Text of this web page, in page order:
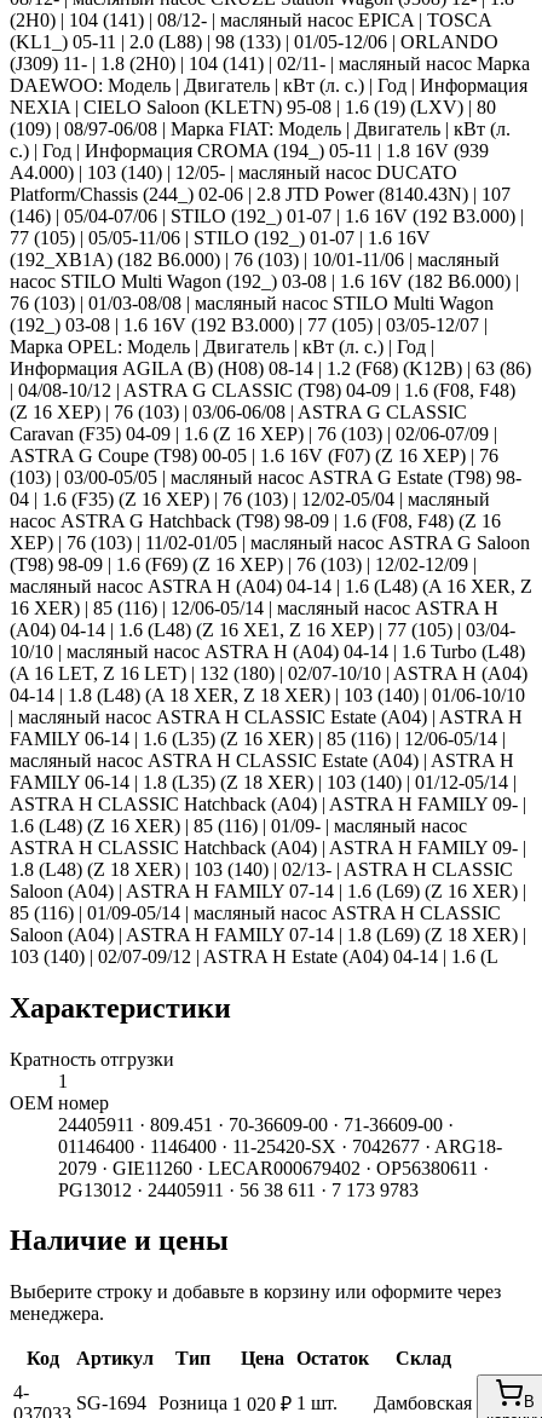
(2H0) | 104 (141) | 08/12- | масляный насос EPICA | TOSCA
(KL1_) 05-11 | 2.0 (L88) | 98 (133) | 01/05-12/06 | ORLANDO
(J309) 11- | 1.8 (2H0) | 104 (141) | 02/11- | масляный насос Марка
DAEWOO: Модель | Двигатель | кВт (л. с.) | Год | Информация
NEXIA | CIELO Saloon (KLETN) 95-08 | 1.6 (19) (LXV) | 80
(109) | 08/97-06/08 | Марка FIAT: Модель | Двигатель | кВт (л.
с.) | Год | Информация CROMA (194_) 05-11 | 1.8 16V (939
A4.000) | 103 (140) | 12/05- | масляный насос DUCATO
Platform/Chassis (244_) 02-06 | 2.8 JTD Power (8140.43N) | 107
(146) | 05/04-07/06 | STILO (192_) 01-07 | 1.6 16V (192 B3.000) |
77 (105) | 05/05-11/06 | STILO (192_) 01-07 | 1.6 16V
(192_XB1A) (182 B6.000) | 76 (103) | 10/01-11/06 | масляный
насос STILO Multi Wagon (192_) 03-08 | 1.6 16V (182 B6.000) |
76 (103) | 01/03-08/08 | масляный насос STILO Multi Wagon
(192_) 03-08 | 1.6 16V (192 B3.000) | 77 (105) | 03/05-12/07 |
Марка OPEL: Модель | Двигатель | кВт (л. с.) | Год |
Информация AGILA (B) (H08) 08-14 | 1.2 (F68) (K12B) | 63 (86)
| 04/08-10/12 | ASTRA G CLASSIC (T98) 04-09 | 1.6 (F08, F48)
(Z 16 XEP) | 76 (103) | 03/06-06/08 | ASTRA G CLASSIC
Caravan (F35) 04-09 | 1.6 (Z 16 XEP) | 76 (103) | 02/06-07/09 |
ASTRA G Coupe (T98) 00-05 | 1.6 16V (F07) (Z 16 XEP) | 76
(103) | 03/00-05/05 | масляный насос ASTRA G Estate (T98) 98-
04 | 1.6 (F35) (Z 16 XEP) | 76 (103) | 12/02-05/04 | масляный
насос ASTRA G Hatchback (T98) 98-09 | 1.6 (F08, F48) (Z 16
XEP) | 76 (103) | 11/02-01/05 | масляный насос ASTRA G Saloon
(T98) 98-09 | 1.6 (F69) (Z 16 XEP) | 76 (103) | 12/02-12/09 |
масляный насос ASTRA H (A04) 04-14 | 1.6 (L48) (A 16 XER, Z
16 XER) | 85 (116) | 12/06-05/14 | масляный насос ASTRA H
(A04) 04-14 | 1.6 (L48) (Z 16 XE1, Z 16 XEP) | 77 (105) | 03/04-
10/10 | масляный насос ASTRA H (A04) 04-14 | 1.6 Turbo (L48)
(A 16 LET, Z 16 LET) | 132 (180) | 02/07-10/10 | ASTRA H (A04)
04-14 | 1.8 (L48) (A 18 XER, Z 18 XER) | 103 (140) | 01/06-10/10
| масляный насос ASTRA H CLASSIC Estate (A04) | ASTRA H
FAMILY 06-14 | 1.6 (L35) (Z 16 XER) | 85 (116) | 12/06-05/14 |
масляный насос ASTRA H CLASSIC Estate (A04) | ASTRA H
FAMILY 06-14 | 1.8 (L35) (Z 18 XER) | 103 (140) | 01/12-05/14 |
ASTRA H CLASSIC Hatchback (A04) | ASTRA H FAMILY 09- |
1.6 (L48) (Z 16 XER) | 85 (116) | 01/09- | масляный насос
ASTRA H CLASSIC Hatchback (A04) | ASTRA H FAMILY 09- |
1.8 (L48) (Z 18 XER) | 103 (140) | 02/13- | ASTRA H CLASSIC
Saloon (A04) | ASTRA H FAMILY 07-14 | 1.6 (L69) (Z 16 XER) |
85 (116) | 01/09-05/14 | масляный насос ASTRA H CLASSIC
Saloon (A04) | ASTRA H FAMILY 07-14 | 1.8 (L69) (Z 18 XER) |
103 (140) | 02/07-09/12 | ASTRA H Estate (A04) 04-14 | 1.6 (L
Характеристики
Кратность отгрузки
1
ОЕМ номер
24405911 · 809.451 · 70-36609-00 · 71-36609-00 ·
01146400 · 1146400 · 11-25420-SX · 7042677 · ARG18-
2079 · GIE11260 · LECAR000679402 · OP56380611 ·
PG13012 · 24405911 · 56 38 611 · 7 173 9783
Наличие и цены
Выберите строку и добавьте в корзину или оформите через
менеджера.
Код Артикул Тип Цена Остаток
Склад
4-
SG-1694 Розница 1 020 ₽ 1 шт. Дамбовская
В